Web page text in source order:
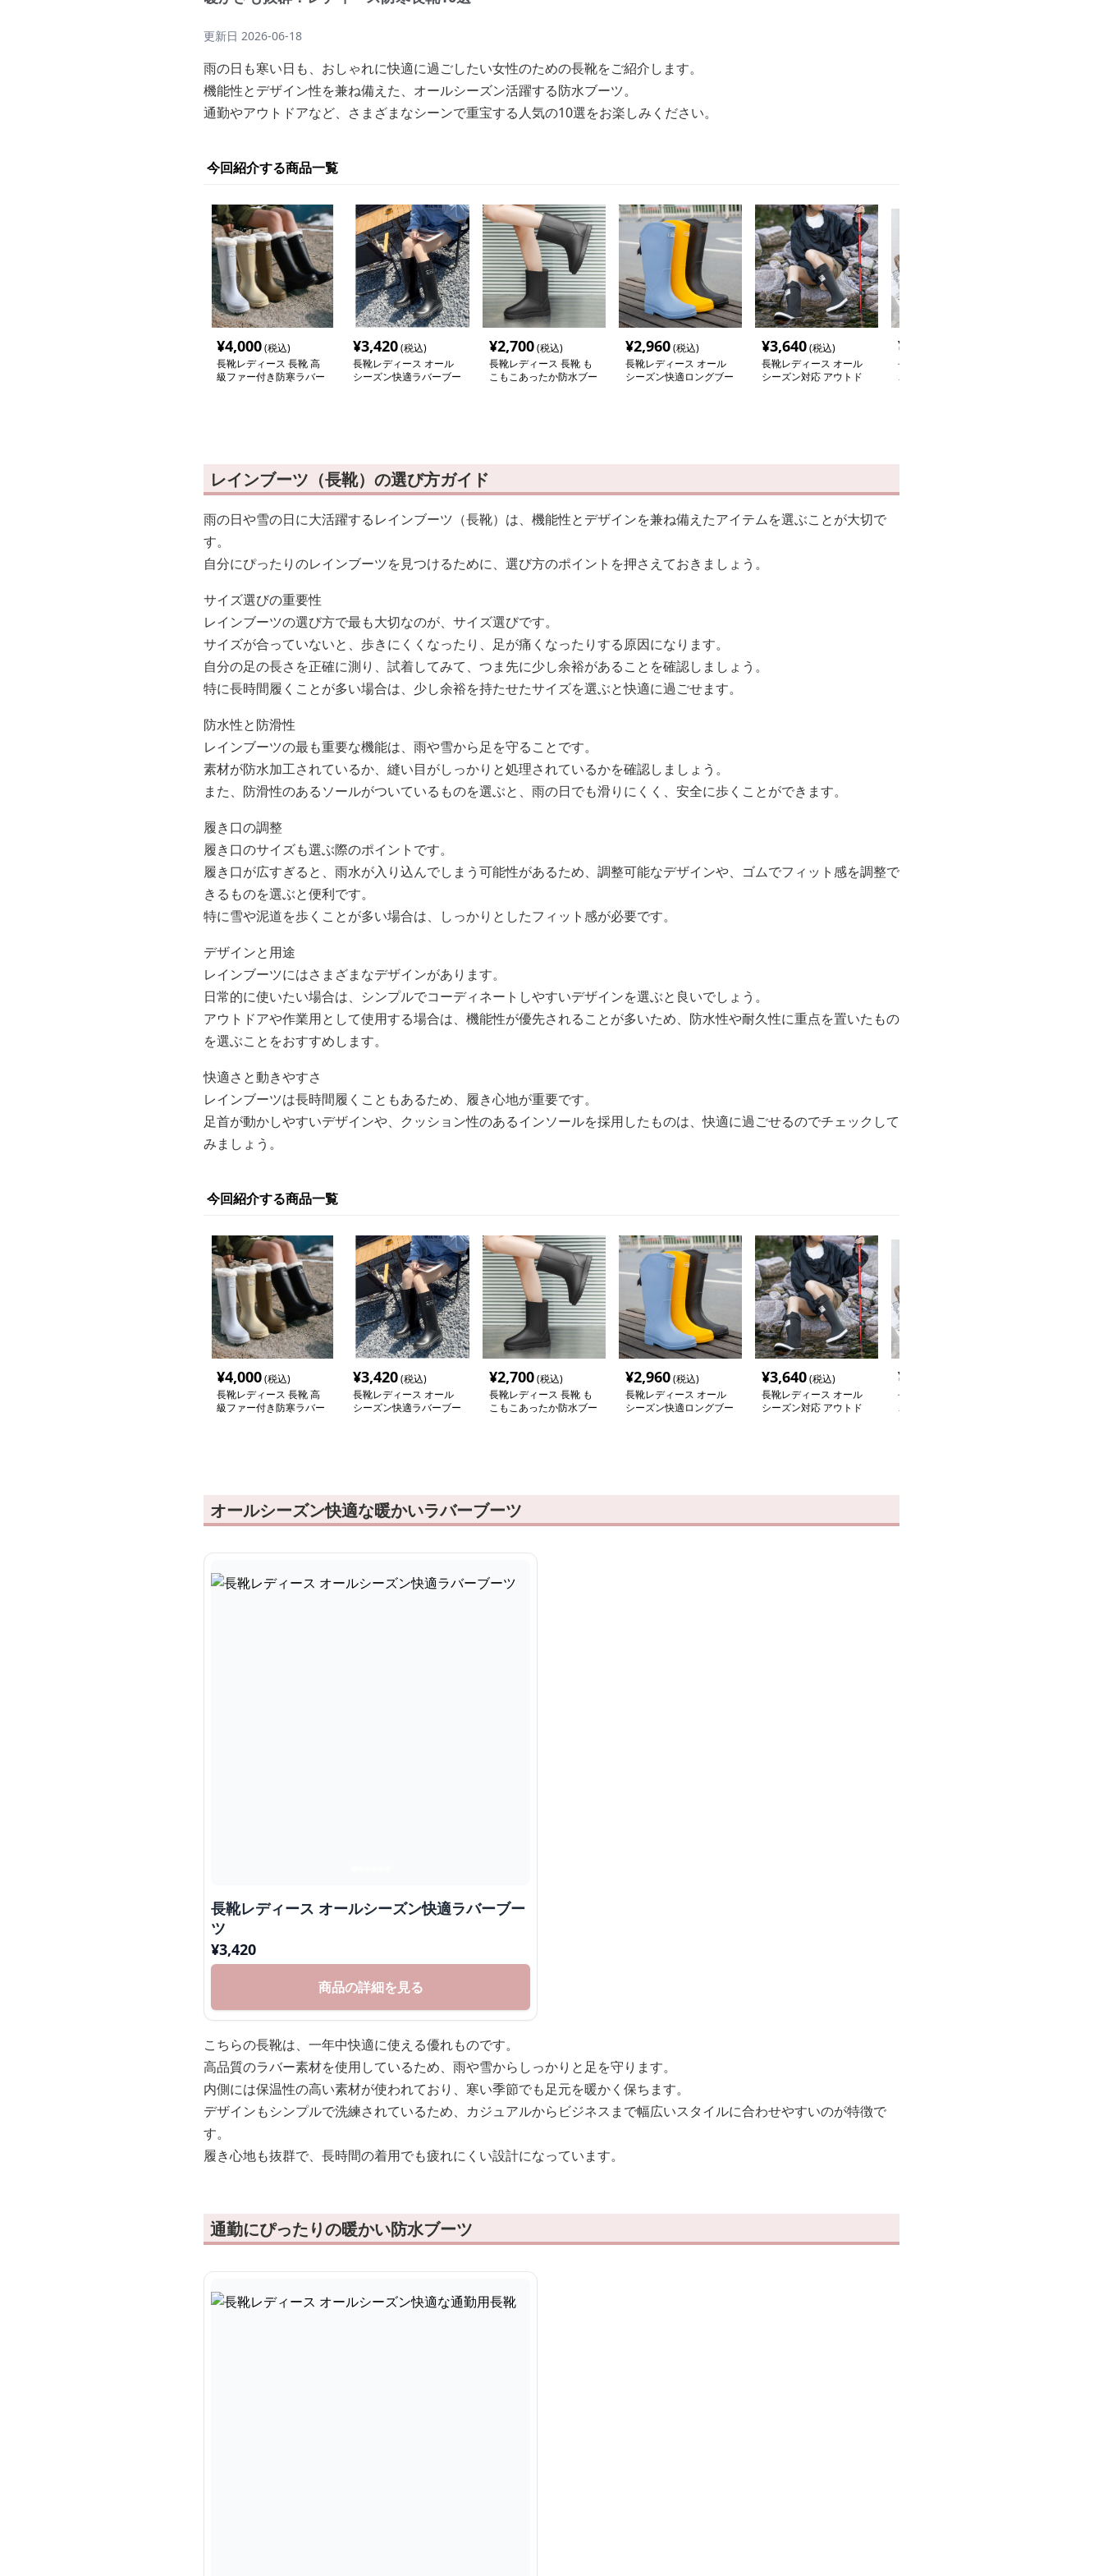
更新日 2026-06-18
雨の日も寒い日も、おしゃれに快適に過ごしたい女性のための長靴をご紹介します。
機能性とデザイン性を兼ね備えた、オールシーズン活躍する防水ブーツ。
通勤やアウトドアなど、さまざまなシーンで重宝する人気の10選をお楽しみください。
今回紹介する商品一覧
¥4,000(税込)
長靴レディース 長靴 高
級ファー付き防寒ラバー
¥3,420(税込)
長靴レディース オール
シーズン快適ラバーブー
¥2,700(税込)
長靴レディース 長靴 も
こもこあったか防水ブー
¥2,960(税込)
長靴レディース オール
シーズン快適ロングブー
¥3,640(税込)
長靴レディース オール
シーズン対応 アウトド
¥
長靴レディース ふわも
こ裏地付き 防水ショー
レインブーツ（長靴）の選び方ガイド
雨の日や雪の日に大活躍するレインブーツ（長靴）は、機能性とデザインを兼ね備えたアイテムを選ぶことが大切で
す。
自分にぴったりのレインブーツを見つけるために、選び方のポイントを押さえておきましょう。
サイズ選びの重要性
レインブーツの選び方で最も大切なのが、サイズ選びです。
サイズが合っていないと、歩きにくくなったり、足が痛くなったりする原因になります。
自分の足の長さを正確に測り、試着してみて、つま先に少し余裕があることを確認しましょう。
特に長時間履くことが多い場合は、少し余裕を持たせたサイズを選ぶと快適に過ごせます。
防水性と防滑性
レインブーツの最も重要な機能は、雨や雪から足を守ることです。
素材が防水加工されているか、縫い目がしっかりと処理されているかを確認しましょう。
また、防滑性のあるソールがついているものを選ぶと、雨の日でも滑りにくく、安全に歩くことができます。
履き口の調整
履き口のサイズも選ぶ際のポイントです。
履き口が広すぎると、雨水が入り込んでしまう可能性があるため、調整可能なデザインや、ゴムでフィット感を調整で
きるものを選ぶと便利です。
特に雪や泥道を歩くことが多い場合は、しっかりとしたフィット感が必要です。
デザインと用途
レインブーツにはさまざまなデザインがあります。
日常的に使いたい場合は、シンプルでコーディネートしやすいデザインを選ぶと良いでしょう。
アウトドアや作業用として使用する場合は、機能性が優先されることが多いため、防水性や耐久性に重点を置いたもの
を選ぶことをおすすめします。
快適さと動きやすさ
レインブーツは長時間履くこともあるため、履き心地が重要です。
足首が動かしやすいデザインや、クッション性のあるインソールを採用したものは、快適に過ごせるのでチェックして
みましょう。
今回紹介する商品一覧
¥4,000(税込)
長靴レディース 長靴 高
級ファー付き防寒ラバー
¥3,420(税込)
長靴レディース オール
シーズン快適ラバーブー
¥2,700(税込)
長靴レディース 長靴 も
こもこあったか防水ブー
¥2,960(税込)
長靴レディース オール
シーズン快適ロングブー
¥3,640(税込)
長靴レディース オール
シーズン対応 アウトド
¥
長靴レディース ふわも
こ裏地付き 防水ショー
オールシーズン快適な暖かいラバーブーツ
長靴レディース オールシーズン快適ラバーブー
ツ
¥3,420
商品の詳細を見る
こちらの長靴は、一年中快適に使える優れものです。
高品質のラバー素材を使用しているため、雨や雪からしっかりと足を守ります。
内側には保温性の高い素材が使われており、寒い季節でも足元を暖かく保ちます。
デザインもシンプルで洗練されているため、カジュアルからビジネスまで幅広いスタイルに合わせやすいのが特徴で
す。
履き心地も抜群で、長時間の着用でも疲れにくい設計になっています。
通勤にぴったりの暖かい防水ブーツ